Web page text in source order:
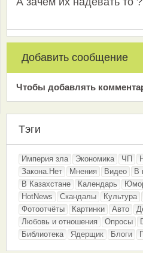
Добавить сообщение
Чтобы добавлять
Тэги
Империя зла Экономика ЧП
Закона.Нет
Мнения Видео В
В Казахстане
Календарь
HotNews
Скандалы Культура
Фотоотчёты
Картинки Авто
Любовь и отношения
Опросы
Библиотека
Ядерщик Блоги